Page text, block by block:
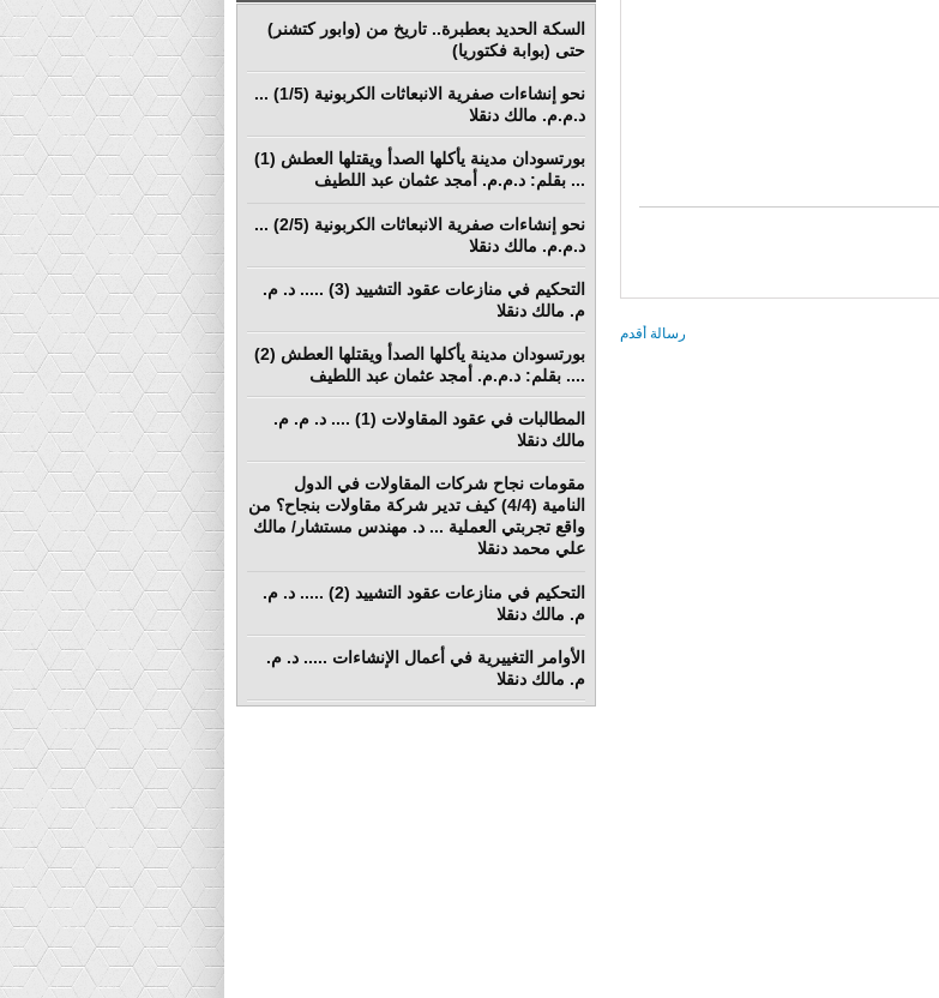
رسالة أقدم
السكة الحديد بعطبرة.. تاريخ من (وابور كتشنر)
حتى (بوابة فكتوريا)
نحو إنشاءات صفرية الانبعاثات الكربونية (1/5) ...
د.م.م. مالك دنقلا
بورتسودان مدينة يأكلها الصدأ ويقتلها العطش (1)
... بقلم: د.م.م. أمجد عثمان عبد اللطيف
نحو إنشاءات صفرية الانبعاثات الكربونية (2/5) ...
د.م.م. مالك دنقلا
التحكيم في منازعات عقود التشييد (3) ..... د. م.
م. مالك دنقلا
بورتسودان مدينة يأكلها الصدأ ويقتلها العطش (2)
.... بقلم: د.م.م. أمجد عثمان عبد اللطيف
المطالبات في عقود المقاولات (1) .... د. م. م.
مالك دنقلا
مقومات نجاح شركات المقاولات في الدول
النامية (4/4) كيف تدير شركة مقاولات بنجاح؟ من
واقع تجربتي العملية ... د. مهندس مستشار/ مالك
علي محمد دنقلا
التحكيم في منازعات عقود التشييد (2) ..... د. م.
م. مالك دنقلا
الأوامر التغييرية في أعمال الإنشاءات ..... د. م.
م. مالك دنقلا